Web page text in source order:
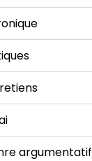
argumentatif